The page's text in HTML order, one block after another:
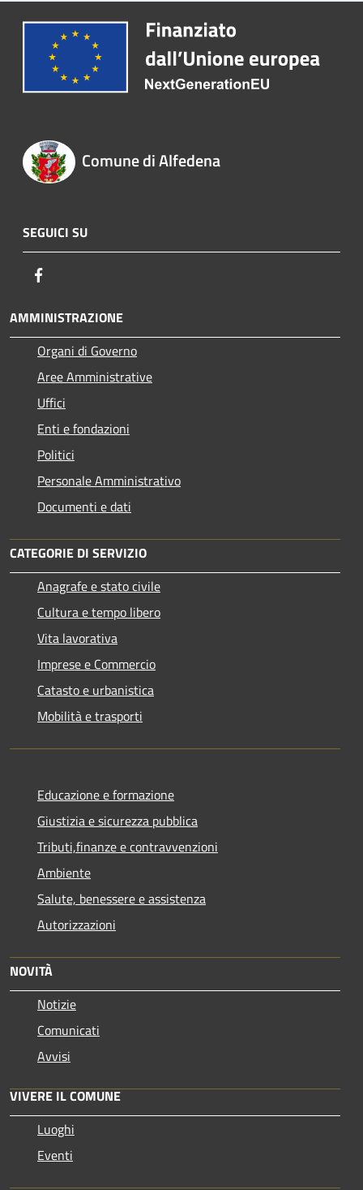
Comune di Alfedena
SEGUICI SU
AMMINISTRAZIONE
Organi di Governo
Aree Amministrative
Uffici
Enti e fondazioni
Politici
Personale Amministrativo
Documenti e dati
CATEGORIE DI SERVIZIO
Anagrafe e stato civile
Cultura e tempo libero
Vita lavorativa
Imprese e Commercio
Catasto e urbanistica
Mobilità e trasporti
Educazione e formazione
Giustizia e sicurezza pubblica
Tributi,finanze e contravvenzioni
Ambiente
Salute, benessere e assistenza
Autorizzazioni
NOVITÀ
Notizie
Comunicati
Avvisi
VIVERE IL COMUNE
Luoghi
Eventi